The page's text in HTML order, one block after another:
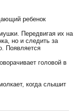
ребенок
Передвигая их на
но и следить за
Появляется
головой в
когда слышит